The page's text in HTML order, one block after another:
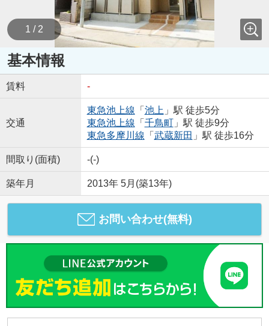
1 / 2
基本情報
賃料 -
交通
東急池上線 「 池上 」駅 徒歩5分
東急池上線 「 千鳥町」駅 徒歩9分
東急多摩川線 「 武蔵新田 」駅 徒歩16分
間取り(面積) -(-)
築年月 2013年 5月(築13年)
お問い合わせ(無料)